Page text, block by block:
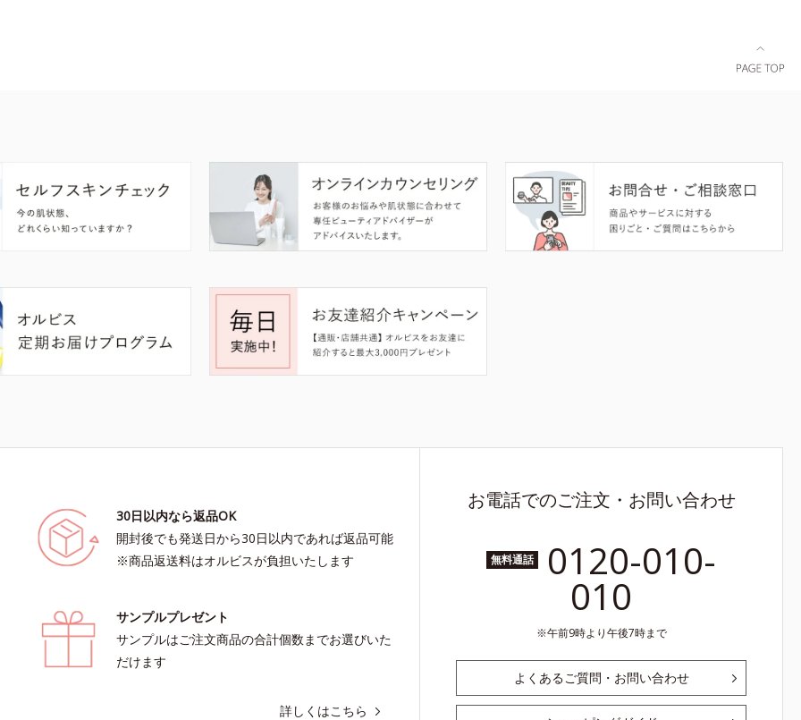
30日以内なら返品OK
開封後でも発送日から30日以内であれば返品可能
※商品返送料はオルビスが負担いたします
サンプルプレゼント
サンプルはご注文商品の合計個数までお選びいた
だけます
詳しくはこちら
お電話でのご注文・お問い合わせ
無料通話 0120-010-
010
午前9時より午後7時まで
よくあるご質問・お問い合わせ